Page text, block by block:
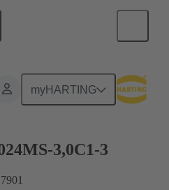
myHARTING
a tarjeta hija
3,0C1-3